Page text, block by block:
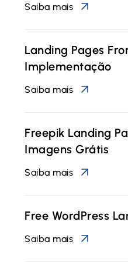
Saiba mais
Landing Pages
Implementação
Saiba mais
Freepik Landing
Imagens Grátis
Saiba mais
Free WordPress
Saiba mais